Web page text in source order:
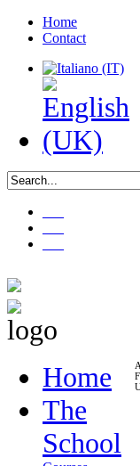
Home
Contact
Home
The
School